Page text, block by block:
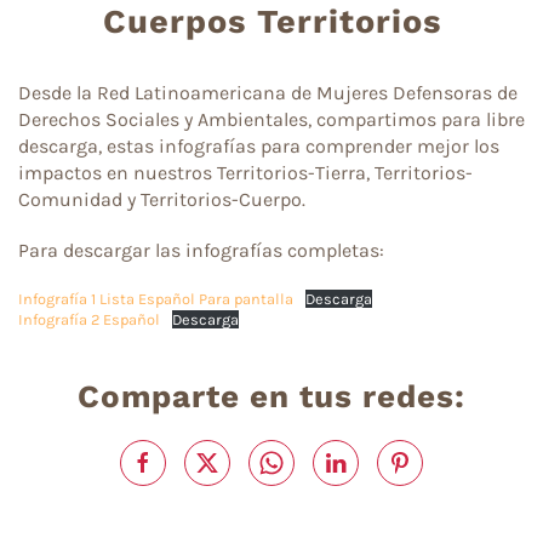
Cuerpos Territorios
Desde la Red Latinoamericana de Mujeres Defensoras de
Derechos Sociales y Ambientales, compartimos para libre
descarga, estas infografías para comprender mejor los
impactos en nuestros Territorios-Tierra, Territorios-
Comunidad y Territorios-Cuerpo.
Para descargar las infografías completas:
Infografía 1 Lista Español Para pantalla
Descarga
Infografía 2 Español
Descarga
Comparte en tus redes: